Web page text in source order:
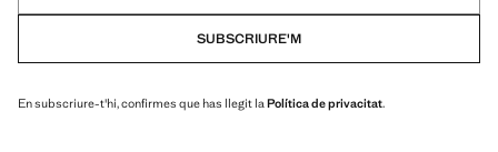
SUBSCRIURE'M
En subscriure-t'hi, confirmes que has llegit la Política de privacitat.